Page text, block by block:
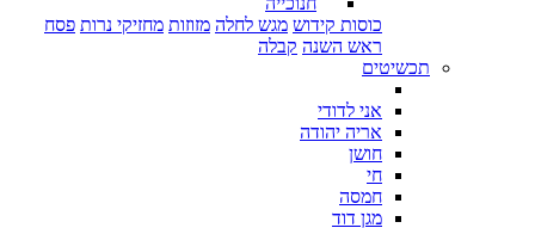
כוסות קידוש מגש לחלה מזוזות מחזיקי נרות פסח
ראש השנה קבלה
תכשיטים
אני לדודי
אריה יהודה
חושן
חי
חמסה
מגן דוד